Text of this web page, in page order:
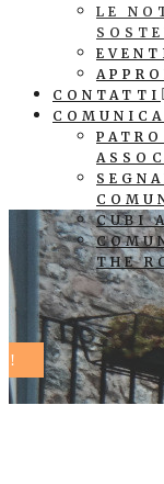
LE
CONTATTI
CUBI
THE